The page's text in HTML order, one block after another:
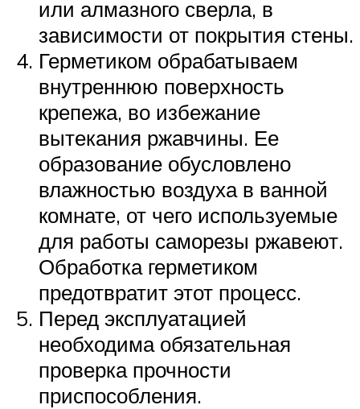
или алмазного сверла, в
зависимости от покрытия стены.
Герметиком обрабатываем
внутреннюю поверхность
крепежа, во избежание
вытекания ржавчины. Ее
образование обусловлено
влажностью воздуха в ванной
комнате, от чего используемые
для работы саморезы ржавеют.
Обработка герметиком
предотвратит этот процесс.
Перед эксплуатацией
необходима обязательная
проверка прочности
приспособления.